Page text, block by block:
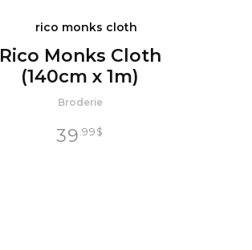
Rico Monks Cloth
(140cm x 1m)
Broderie
39 .99 $